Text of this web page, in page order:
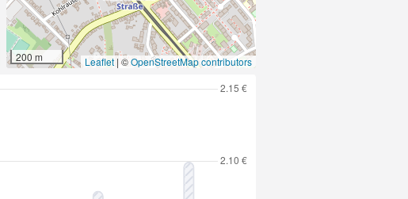
200 m Leaflet |©OpenStreetMap contributors